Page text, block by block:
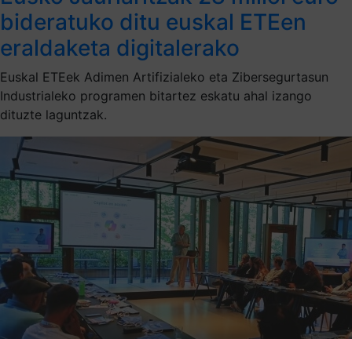
bideratuko ditu euskal ETEen
eraldaketa digitalerako
Euskal ETEek Adimen Artifizialeko eta Zibersegurtasun
Industrialeko programen bitartez eskatu ahal izango
dituzte laguntzak.